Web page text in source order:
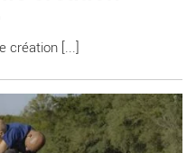
création [...]